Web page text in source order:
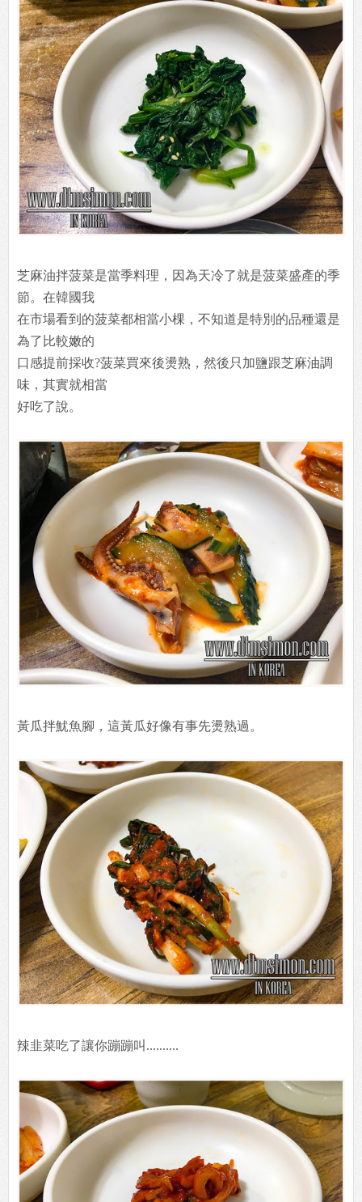
芝麻油拌菠菜是當季料理，因為天冷了就是菠菜盛產的季
節。在韓國我
在市場看到的菠菜都相當小棵，不知道是特別的品種還是
為了比較嫩的
口感提前採收?菠菜買來後燙熟，然後只加鹽跟芝麻油調
味，其實就相當
好吃了說。
黃瓜拌魷魚腳，這黃瓜好像有事先燙熟過。
辣韭菜吃了讓你蹦蹦叫..........